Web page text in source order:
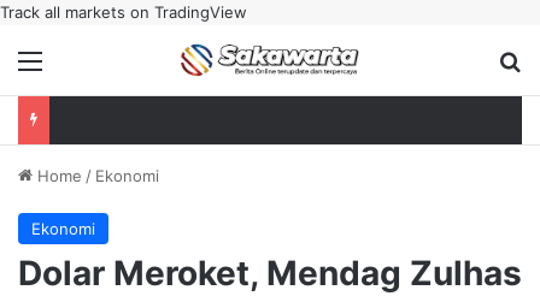
Track all markets on TradingView
Menu
Home / Ekonomi
Ekonomi
Dolar Meroket, Mendag Zulhas